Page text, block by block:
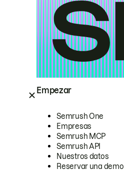
Empezar
Semrush One
Empresas
Semrush MCP
Semrush API
Nuestros datos
Reservar una demo